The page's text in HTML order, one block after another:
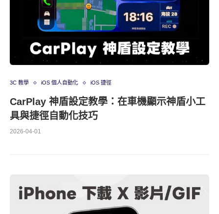
3C 教學 iOS 個人自動化 iOS 捷徑
CarPlay 神盾設定教學：在車機顯示神盾小工
具與捷徑自動化技巧
2026-04-01